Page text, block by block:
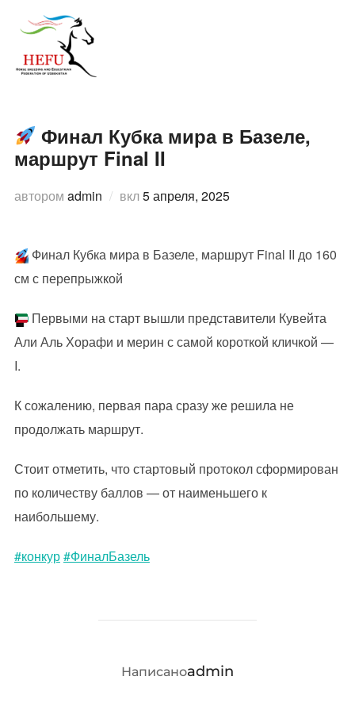
содержимому
Финал Кубка мира в Базеле,
маршрут Final II
автором admin вклОпубликовано
5 апреля, 2025
Финал Кубка мира в Базеле, маршрут Final II до 160
см с перепрыжкой
Первыми на старт вышли представители Кувейта
Али Аль Хорафи и мерин с самой короткой кличкой —
I.
К сожалению, первая пара сразу же решила не
продолжать маршрут.
Стоит отметить, что стартовый протокол сформирован
по количеству баллов — от наименьшего к
наибольшему.
#конкур#ФиналБазель
АВТОР ЗАПИСИ
Написаноadmin